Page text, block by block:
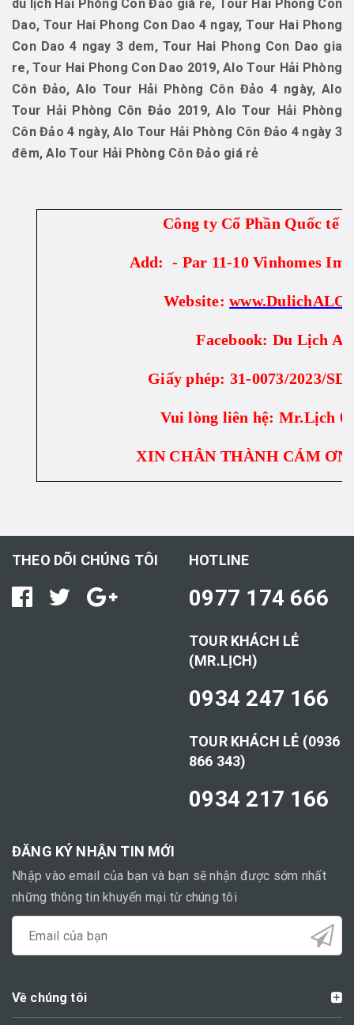
du lịch Hải Phòng Côn Đảo giá rẻ, Tour Hai Phong Con
Dao, Tour Hai Phong Con Dao 4 ngay, Tour Hai Phong
Con Dao 4 ngay 3 dem, Tour Hai Phong Con Dao gia
re, Tour Hai Phong Con Dao 2019, Alo Tour Hải Phòng
Côn Đảo, Alo Tour Hải Phòng Côn Đảo 4 ngày, Alo
Tour Hải Phòng Côn Đảo 2019, Alo Tour Hải Phòng
Côn Đảo 4 ngày, Alo Tour Hải Phòng Côn Đảo 4 ngày 3
đêm, Alo Tour Hải Phòng Côn Đảo giá rẻ
Công ty Cổ Phần Quốc tế
Add: - Par 11-10 Vinhomes
Website:
Facebook: Du Lịch
Giấy phép: 31-0073/2023/
Vui lòng liên hệ: Mr.Lịch
XIN CHÂN THÀNH CÁM
THEO DÕI CHÚNG TÔI HOTLINE
0977 174 666
TOUR KHÁCH LẺ
(MR.LỊCH)
0934 247 166
TOUR KHÁCH LẺ (0936
866 343)
0934 217 166
ĐĂNG KÝ NHẬN TIN MỚI
Nhập vào email của bạn và bạn sẽ nhận được sớm nhất
những thông tin khuyến mại từ chúng tôi
Về chúng tôi